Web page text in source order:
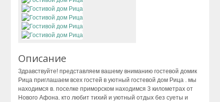
Описание
Здравствуйте! представляем вашему вниманию гостевой домик
Рица приглашаем всех гостей в уютный гостевой дом Рица . мы
находимся в. поселке приморском находимся 3 километрах от
Нового Афона. кто любит тихий и уютный отдых без суеты и